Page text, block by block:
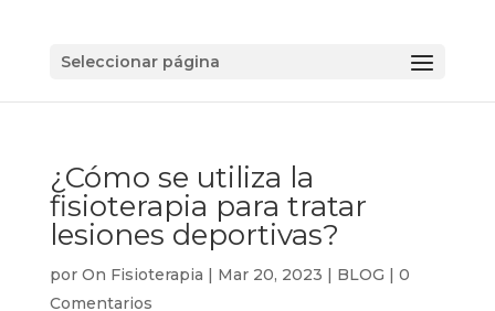
Seleccionar página
¿Cómo se utiliza la
fisioterapia para tratar
lesiones deportivas?
por On Fisioterapia | Mar 20, 2023 | BLOG | 0
Comentarios